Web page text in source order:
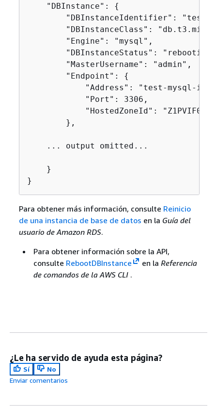
    "DBInstance":
{
"DBInstanceIdentifier": "test-
"DBInstanceClass":
        "Engine": "mysql",
"DBInstanceStatus":
        "MasterUsername": "admin",
        "Endpoint":
{
"Address": "test-mysql-
            "Port": 3306,
"HostedZoneId":
        },
    ... output omitted...
    }
}
Para obtener más información, consulte Reinicio
de una instancia de base de datos en la Guía del
usuario de Amazon RDS.
Para obtener información sobre la API,
consulte RebootDBInstance en laReferencia
de comandos de la AWS CLI .
¿Le ha servido de ayuda esta página?
Sí
No
Enviar comentarios